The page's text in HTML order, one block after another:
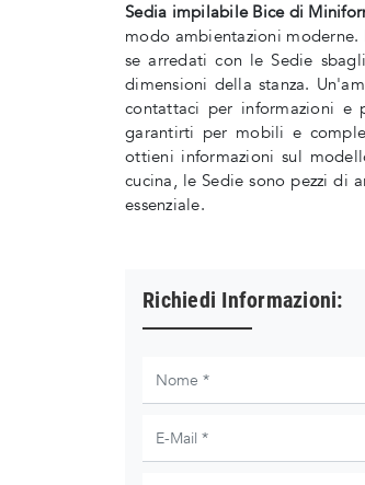
Sedia impilabile Bice di
modo ambientazioni
se arredati con le Sedie
dimensioni della stanza.
contattaci per informazioni e
garantirti per mobili e
ottieni informazioni sul
cucina, le Sedie sono pezzi di
essenziale.
Richiedi Informazioni: